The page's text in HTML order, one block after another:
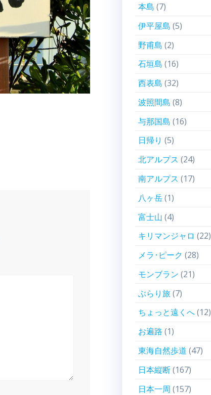
本島 (7)
伊平屋島 (5)
野甫島 (2)
石垣島 (16)
西表島 (32)
波照間島 (8)
与那国島 (16)
日帰り (5)
北アルプス (24)
南アルプス (17)
八ヶ岳(1)
富士山 (4)
キリマンジャロ (22)
メラ･ピーク (28)
モンブラン (21)
ぶらり旅 (7)
ちょっと遠くへ(12)
お遍路 (1)
東海自然歩道 (47)
日本縦断(167)
日本一周 (157)